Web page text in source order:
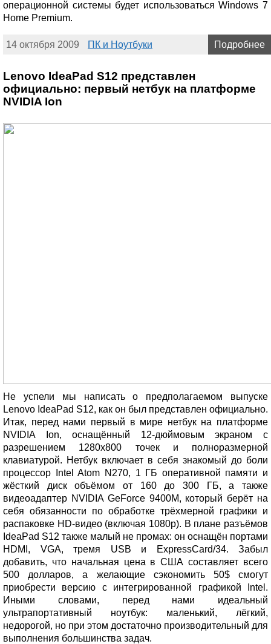
операционной системы будет использоваться Windows 7
Home Premium.
14 октября 2009 ПК и Ноутбуки Подробнее
Lenovo IdeaPad S12 представлен
официально: первый нетбук на платформе
NVIDIA Ion
Не успели мы написать о предполагаемом выпуске
Lenovo IdeaPad S12, как он был представлен официально.
Итак, перед нами первый в мире нетбук на платформе
NVIDIA Ion, оснащённый 12-дюймовым экраном с
разрешением 1280х800 точек и полноразмерной
клавиатурой. Нетбук включает в себя знакомый до боли
процессор Intel Atom N270, 1 ГБ оперативной памяти и
жёсткий диск объёмом от 160 до 300 ГБ, а также
видеоадаптер NVIDIA GeForce 9400M, который берёт на
себя обязанности по обработке трёхмерной графики и
распаковке HD-видео (включая 1080p). В плане разъёмов
IdeaPad S12 также малый не промах: он оснащён портами
HDMI, VGA, тремя USB и ExpressCard/34. Забыл
добавить, что начальная цена в США составляет всего
500 долларов, а желающие сэкономить 50$ смогут
приобрести версию с интегрированной графикой Intel.
Иными словами, перед нами идеальный
ультрапортативный ноутбук: маленький, лёгкий,
недорогой, но при этом достаточно производительный для
выполнения большинства задач.